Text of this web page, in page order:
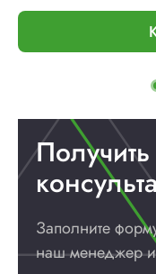
Получить
Заполните
наш менеджер и